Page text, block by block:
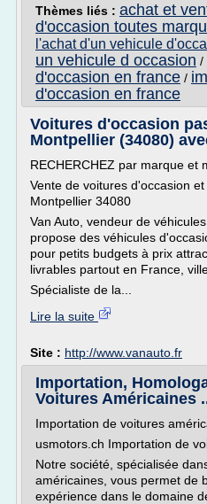
Thèmes liés : achat et
d'occasion toutes
l'achat d'un vehicule
un vehicule d occasion /
d'occasion en france /
d'occasion en france
Voitures d'occasion
Montpellier (34080)
RECHERCHEZ par marque et
Vente de voitures d'occasion
Montpellier 34080
Van Auto, vendeur de
propose des véhicules
pour petits budgets à prix
livrables partout en France,
Spécialiste de la...
Lire la suite
Site : http://www.vanauto.fr
Importation,
Voitures Américaines
Importation de voitures
usmotors.ch Importation de
Notre société, spécialisée
américaines, vous permet de
expérience dans le domaine